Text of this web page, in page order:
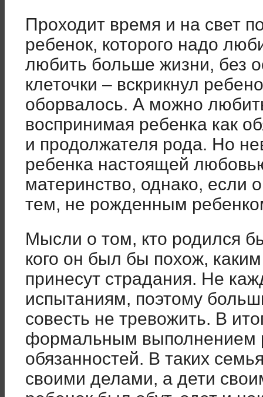
Проходит время и на свет
ребенок, которого надо
любить больше жизни, без
клеточки – вскрикнул
оборвалось. А можно
воспринимая ребенка как
и продолжателя рода. Но
ребенка настоящей
материнство, однако, если
тем, не рожденным
Мысли о том, кто родился
кого он был бы похож,
принесут страдания. Не
испытаниям, поэтому
совесть не тревожить. В
формальным выполнением
обязанностей. В таких
своими делами, а дети